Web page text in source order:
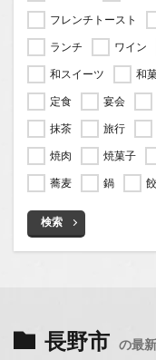
フレンチトースト
ランチ
ワイン
和スイーツ
和
定食
宴会
抹茶
旅行
焼肉
焼菓子
蕎麦
鍋
検索
長野市 の最